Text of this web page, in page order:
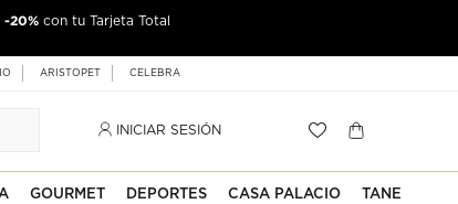
-20% con tu Tarjeta Total
ARISTOPET CELEBRA
INICIAR SESIÓN
GOURMET DEPORTES CASA PALACIO TANE